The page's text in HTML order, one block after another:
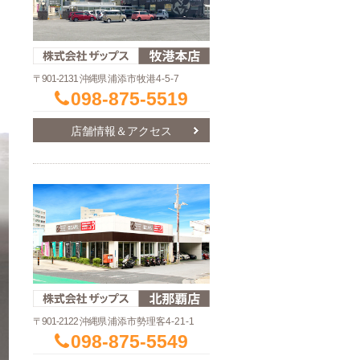
〒901-2131 沖縄県浦添市牧港4-5-7
098-875-5519
店舗情報＆アクセス
〒901-2122 沖縄県浦添市勢理客4-21-1
098-875-5549